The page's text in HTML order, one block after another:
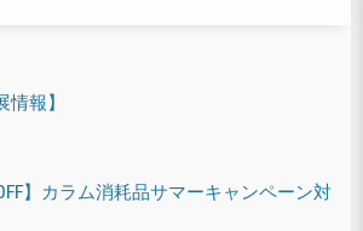
情報】
OFF】カラム消耗品サマーキャンペーン対